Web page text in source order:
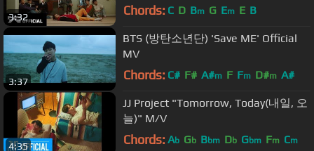
3:32 Chords: C D Bm G Em E B
3:37
BTS (방탄소년단) 'Save ME' Official
MV
Chords: C# F# A#m F Fm D#m A#
4:35
JJ Project "Tomorrow, Today(내일, 오
늘)" M/V
Chords: Ab Gb Bbm Db Gbm Fm Cm